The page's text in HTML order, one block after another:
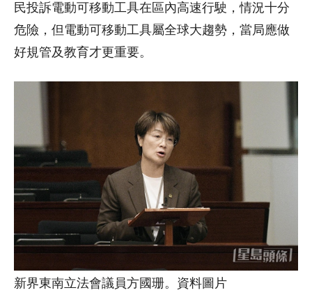
民投訴電動可移動工具在區內高速行駛，情況十分
危險，但電動可移動工具屬全球大趨勢，當局應做
好規管及教育才更重要。
新界東南立法會議員方國珊。資料圖片